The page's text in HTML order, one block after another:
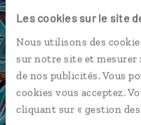
Les cookies sur le site
Nous utilisons des
sur notre site et mesurer
de nos publicités. Vous
cookies vous acceptez.
cliquant sur « gestion des
Kasbah